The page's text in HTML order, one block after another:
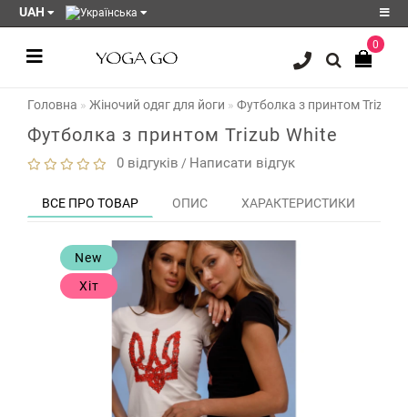
UAH
Реєстрація
Авторизація
Акції
Мої
0
Головна Жіночий одяг для йоги Футболка з принтом Trizub
Футболка з принтом Trizub White
0 відгуків / Написати відгук
ВСЕ ПРО ТОВАР ОПИС ХАРАКТЕРИСТИКИ
New
Хіт